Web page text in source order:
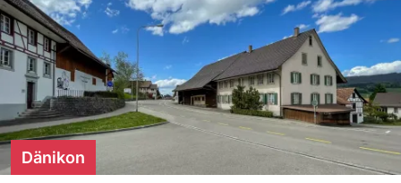
Dänikon